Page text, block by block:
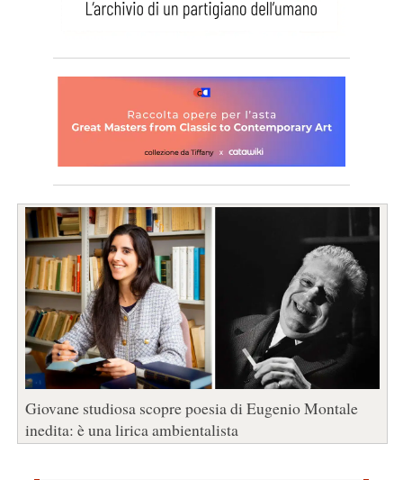
Giovane studiosa scopre poesia di Eugenio Montale
inedita: è una lirica ambientalista